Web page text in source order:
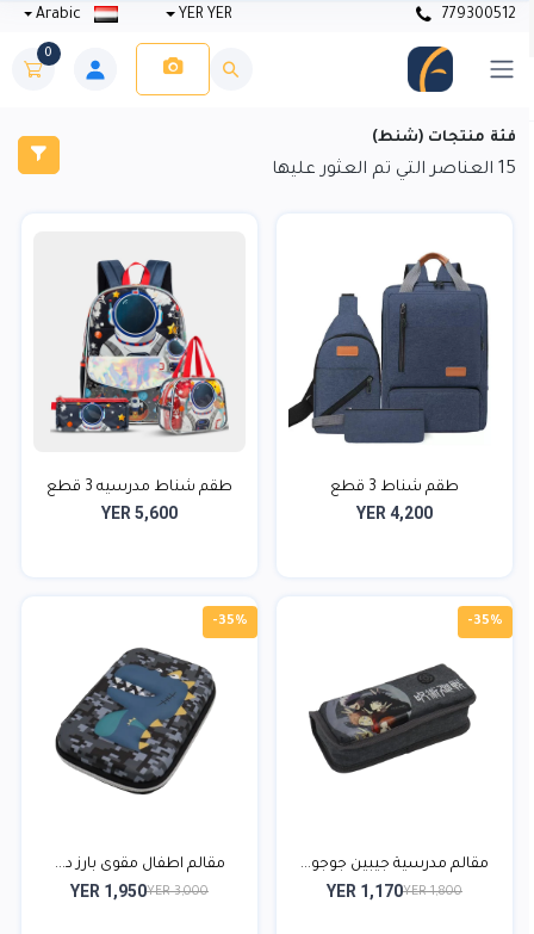
779300512
YER YER
0
فئة منتجات (شنط)
15العناصر التي تم العثور عليها
طقم شناط 3 قطع
YER 4,200
طقم شناط مدرسيه 3 قطع
ش...
YER 5,600
-35%
مقالم مدرسية جيبين جوجو...
YER 1,800
YER 1,170
-35%
مقالم اطفال مقوى بارز د...
YER 3,000
YER 1,950